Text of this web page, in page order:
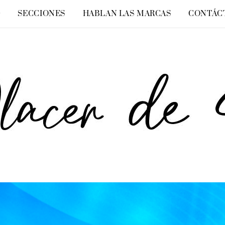
SECCIONES HABLAN LAS MARCAS